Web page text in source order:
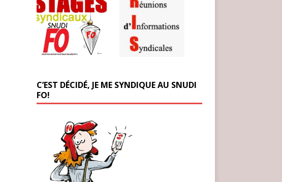
C’EST DÉCIDÉ, JE ME SYNDIQUE AU SNUDI
FO!